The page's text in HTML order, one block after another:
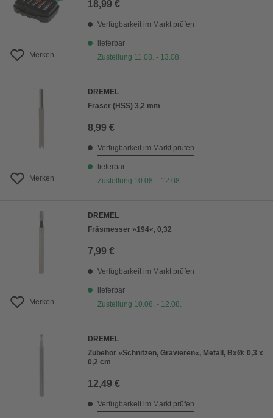
Merken
18,99 €
Verfügbarkeit im Markt prüfen
lieferbar
Zustellung 11.08. - 13.08.
Merken
DREMEL
Fräser (HSS) 3,2 mm
8,99 €
Verfügbarkeit im Markt prüfen
lieferbar
Zustellung 10.08. - 12.08.
Merken
DREMEL
Fräsmesser »194«, 0,32
7,99 €
Verfügbarkeit im Markt prüfen
lieferbar
Zustellung 10.08. - 12.08.
DREMEL
Zubehör »Schnitzen, Gravieren«, Metall, BxØ: 0,3 x
0,2 cm
12,49 €
Verfügbarkeit im Markt prüfen